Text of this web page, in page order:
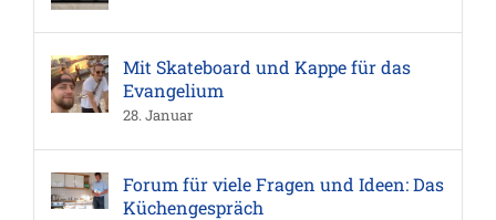
Mit Skateboard und Kappe für das
Evangelium
28. Januar
Forum für viele Fragen und Ideen: Das
Küchengespräch